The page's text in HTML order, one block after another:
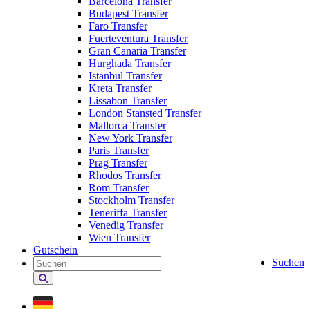
Budapest Transfer
Faro Transfer
Fuerteventura Transfer
Gran Canaria Transfer
Hurghada Transfer
Istanbul Transfer
Kreta Transfer
Lissabon Transfer
London Stansted Transfer
Mallorca Transfer
New York Transfer
Paris Transfer
Prag Transfer
Rhodos Transfer
Rom Transfer
Stockholm Transfer
Teneriffa Transfer
Venedig Transfer
Wien Transfer
Gutschein
Suchen
Holiday
Extras
durchsuchen